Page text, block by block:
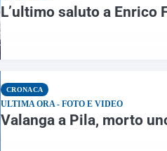
L’ultimo saluto a
CRONACA
ULTIMA ORA - FOTO E VIDEO
Valanga a Pila, morto